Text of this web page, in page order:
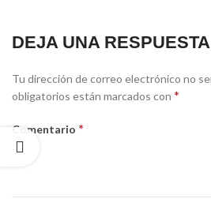
DEJA UNA RESPUESTA
Tu dirección de correo electrónico no
obligatorios están marcados con *
Comentario *